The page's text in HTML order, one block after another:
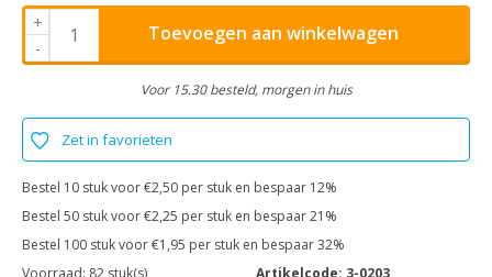
+
-
Toevoegen aan winkelwagen
Voor 15.30 besteld, morgen in huis
Zet in favorieten
Bestel 10 stuk voor €2,50 per stuk en bespaar 12%
Bestel 50 stuk voor €2,25 per stuk en bespaar 21%
Bestel 100 stuk voor €1,95 per stuk en bespaar 32%